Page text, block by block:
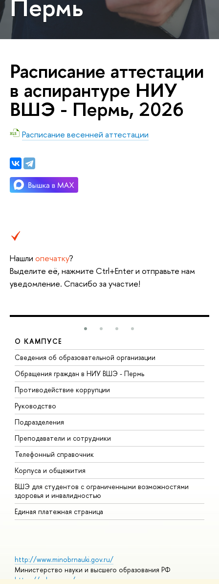
Пермь
Расписание аттестации
в аспирантуре НИУ
ВШЭ - Пермь, 2026
Расписание весенней аттестации
Нашли опечатку?
Выделите её, нажмите Ctrl+Enter и отправьте нам
уведомление. Спасибо за участие!
О КАМПУСЕ
Сведения об образовательной организации
Обращения граждан в НИУ ВШЭ - Пермь
Противодействие коррупции
Руководство
Подразделения
Преподаватели и сотрудники
Телефонный справочник
Корпуса и общежития
ВШЭ для студентов с ограниченными возможностями
здоровья и инвалидностью
Единая платежная страница
http://www.minobrnauki.gov.ru/
Министерство науки и высшего образования РФ
https://edu.gov.ru/